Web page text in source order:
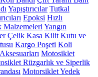
Yapıştırıcılar Tutkal
Epoksi Hızlı
Malzemeleri Yangın
Çelik Kasa Kilit Kutu ve
Kargo Poşeti Koli
Motosiklet
Rüzgarlık ve Siperlik
Motorsiklet Yedek